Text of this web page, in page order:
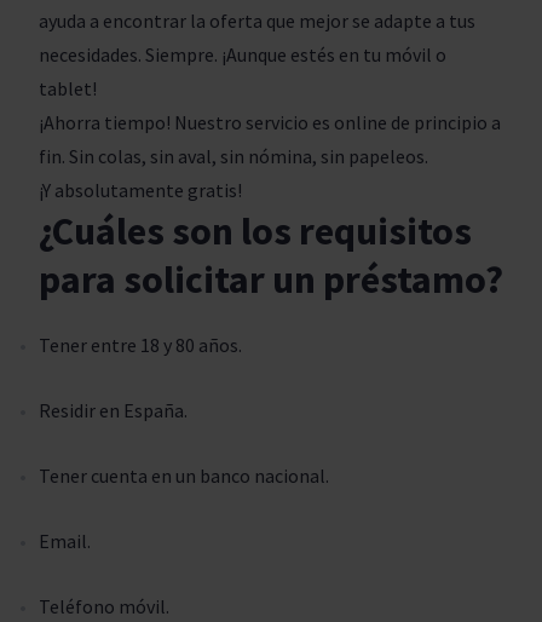
ayuda a encontrar la oferta que mejor se adapte a tus
necesidades. Siempre. ¡Aunque estés en tu móvil o
tablet!
¡Ahorra tiempo! Nuestro servicio es online de principio a
fin. Sin colas, sin aval, sin nómina, sin papeleos.
¡Y absolutamente gratis!
¿Cuáles son los requisitos
para solicitar un préstamo?
Tener entre 18 y 80 años.
Residir en España.
Tener cuenta en un banco nacional.
Email.
Teléfono móvil.